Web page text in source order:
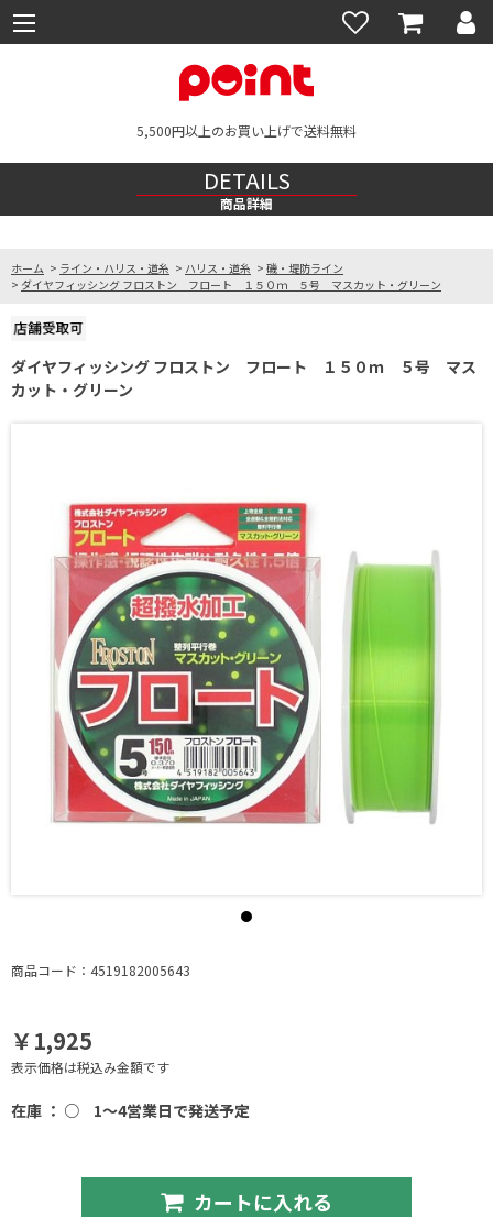
5,500円以上のお買い上げで送料無料
DETAILS
商品詳細
ホーム > ライン・ハリス・道糸 > ハリス・道糸 > 磯・堤防ライン
> ダイヤフィッシング フロストン フロート １５０ｍ ５号 マスカット・グリーン
ダイヤフィッシング フロストン フロート １５０ｍ ５号 マス
カット・グリーン
商品コード：4519182005643
￥1,925
表示価格は税込み金額です
在庫 ： ○ 1～4営業日で発送予定
カートに入れる